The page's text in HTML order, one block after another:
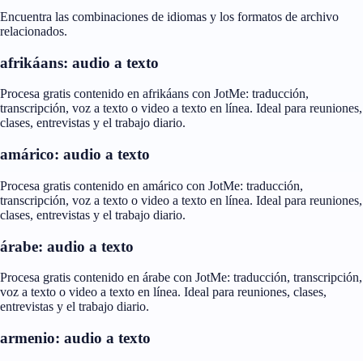
Encuentra las combinaciones de idiomas y los formatos de archivo
relacionados.
afrikáans: audio a texto
Procesa gratis contenido en afrikáans con JotMe: traducción,
transcripción, voz a texto o video a texto en línea. Ideal para reuniones,
clases, entrevistas y el trabajo diario.
amárico: audio a texto
Procesa gratis contenido en amárico con JotMe: traducción,
transcripción, voz a texto o video a texto en línea. Ideal para reuniones,
clases, entrevistas y el trabajo diario.
árabe: audio a texto
Procesa gratis contenido en árabe con JotMe: traducción, transcripción,
voz a texto o video a texto en línea. Ideal para reuniones, clases,
entrevistas y el trabajo diario.
armenio: audio a texto